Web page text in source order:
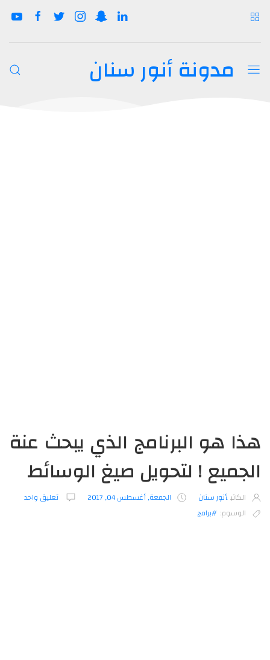
مدونة أنور سنان
هذا هو البرنامج الذي يبحث عنة
الجميع ! لتحويل صيغ الوسائط
الكاتب أنور سنان الجمعة, أغسطس 04, 2017
تعليق واحد
الوسوم: #برامج